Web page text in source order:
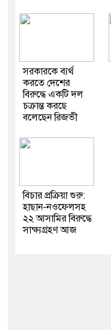
সরকারকে ব্যর্থ
করতে দেশের
বিরুদ্ধে একটি দল
চক্রান্ত করছে
বলেছেন রিজভী
বিচার প্রক্রিয়া শুরু:
হাছান-নওফেলসহ
২২ আসামির বিরুদ্ধে
সাক্ষ্যগ্রহণ আজ